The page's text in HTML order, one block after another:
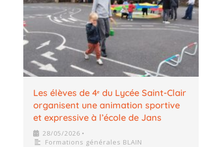
Les élèves de 4ᵉ du Lycée Saint-Clair
organisent une animation sportive
et expressive à l’école de Jans
28/05/2026 •
Formations générales BLAIN